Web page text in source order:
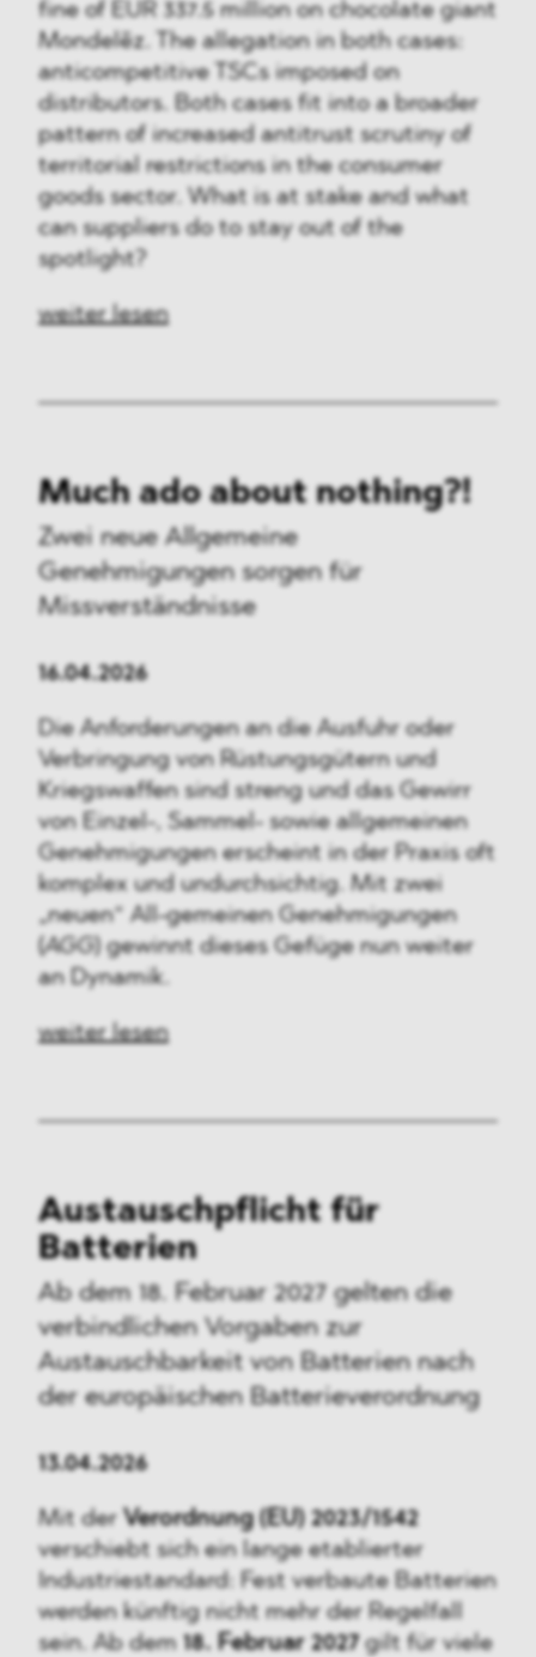
fine of EUR 337.5 million on chocolate giant
Mondelēz. The allegation in both cases:
anticompetitive TSCs imposed on
distributors. Both cases fit into a broader
pattern of increased antitrust scrutiny of
territorial restrictions in the consumer
goods sector. What is at stake and what
can suppliers do to stay out of the
spotlight?
weiter lesen
Much ado about nothing?!
Zwei neue Allgemeine
Genehmigungen sorgen für
Missverständnisse
16.04.2026
Die Anforderungen an die Ausfuhr oder
Verbringung von Rüstungsgütern und
Kriegswaffen sind streng und das Gewirr
von Einzel-, Sammel- sowie allgemeinen
Genehmigungen erscheint in der Praxis oft
komplex und undurchsichtig. Mit zwei
„neuen“ All-gemeinen Genehmigungen
(AGG ) gewinnt dieses Gefüge nun weiter
an Dynamik.
weiter lesen
Austauschpflicht für
Batterien
Ab dem 18. Februar 2027 gelten die
verbindlichen Vorgaben zur
Austauschbarkeit von Batterien nach
der europäischen Batterieverordnung
13.04.2026
Mit derVerordnung (EU) 2023/1542
verschiebt sich ein lange etablierter
Industriestandard: Fest verbaute Batterien
werden künftig nicht mehr der Regelfall
sein. Ab dem 18. Februar 2027gilt für viele